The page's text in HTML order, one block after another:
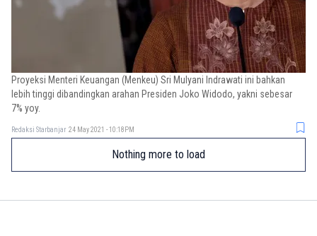
Proyeksi Menteri Keuangan (Menkeu) Sri Mulyani Indrawati ini bahkan
lebih tinggi dibandingkan arahan Presiden Joko Widodo, yakni sebesar
7% yoy.
Redaksi Starbanjar 24 May 2021 - 10:18PM
Nothing more to load